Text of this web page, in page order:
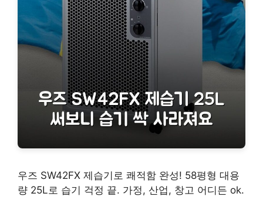
우즈 SW42FX 제습기로 쾌적함 완성! 58평형 대용
량 25L로 습기 걱정 끝. 가정, 산업, 창고 어디든 ok.